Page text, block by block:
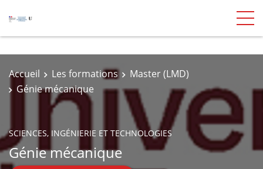
Accueil Les formations
Master (LMD)
Génie mécanique
SCIENCES, INGÉNIERIE ET TECHNOLOGIES
Génie mécanique